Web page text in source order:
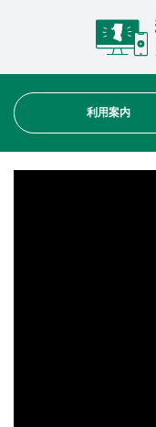
利用案内